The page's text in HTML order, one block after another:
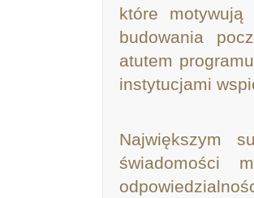
które
budowania
atutem
instytucjami
Największym
świadomości